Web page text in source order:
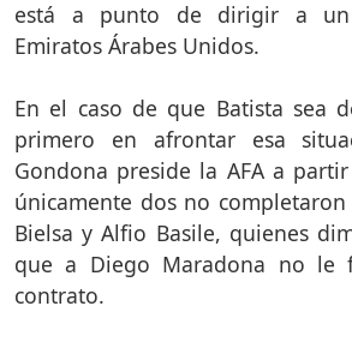
está a punto de dirigir a
Emiratos Árabes Unidos.
En el caso de que Batista sea
primero en afrontar esa
Gondona preside la AFA a
únicamente dos no
Bielsa y Alfio Basile, quienes
que a Diego Maradona no le
contrato.